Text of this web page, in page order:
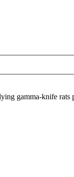
gamma-knife rats